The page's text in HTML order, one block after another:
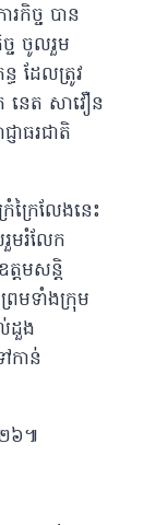
កិច្ច បាន
ច ចូលរួម
ដែលត្រូវ
នេត សាវឿន
ាធរជាតិ
រៃលែងនេះ
មរំលែក
តមសន្តិ
រមទាំងក្រុម
ដួង
កាន់
២៦៕